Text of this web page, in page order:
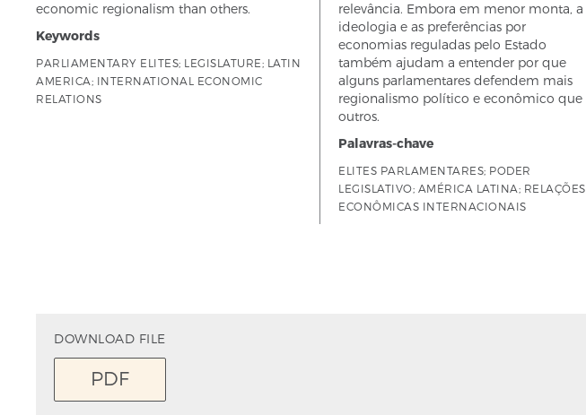
economic regionalism than others.
Keywords
PARLIAMENTARY ELITES; LEGISLATURE; LATIN
AMERICA; INTERNATIONAL ECONOMIC
RELATIONS
relevância. Embora em menor monta, a
ideologia e as preferências por
economias reguladas pelo Estado
também ajudam a entender por que
alguns parlamentares defendem mais
regionalismo político e econômico que
outros.
Palavras-chave
ELITES PARLAMENTARES; PODER
LEGISLATIVO; AMÉRICA LATINA; RELAÇÕES
ECONÔMICAS INTERNACIONAIS
DOWNLOAD FILE
PDF